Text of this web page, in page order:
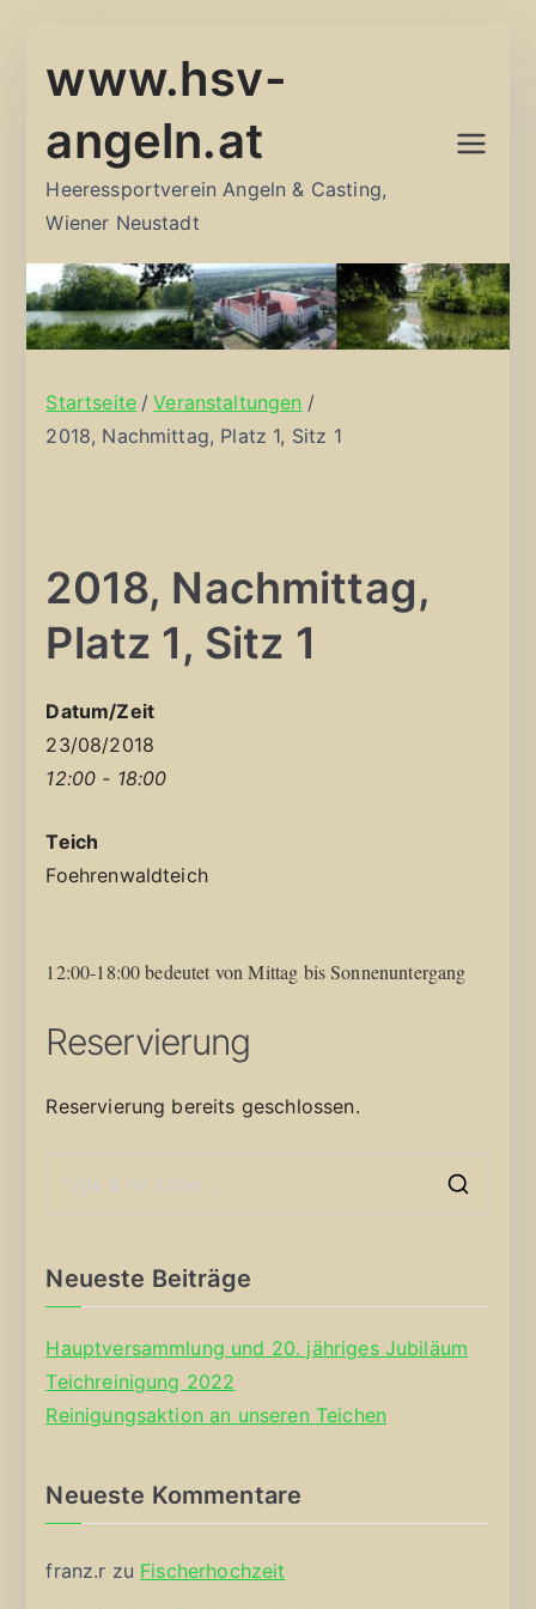
Inhalt
www.hsv-
angeln.at
Heeressportverein Angeln & Casting,
Wiener Neustadt
Startseite
Veranstaltungen
2018, Nachmittag, Platz 1, Sitz 1
2018, Nachmittag,
Platz 1, Sitz 1
Datum/Zeit
23/08/2018
12:00 - 18:00
Teich
Foehrenwaldteich
12:00-18:00 bedeutet von Mittag bis Sonnenuntergang
Reservierung
Reservierung bereits geschlossen.
Neueste Beiträge
Hauptversammlung und 20. jähriges Jubiläum
Teichreinigung 2022
Reinigungsaktion an unseren Teichen
Neueste Kommentare
franz.r zu Fischerhochzeit